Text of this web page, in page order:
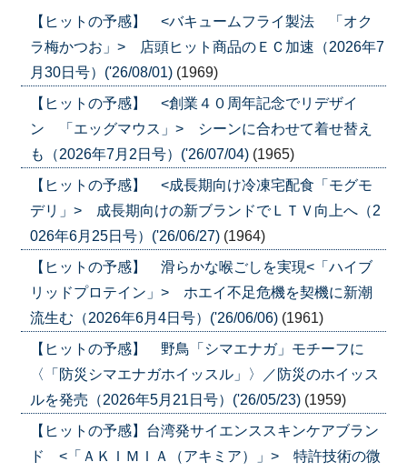
【ヒットの予感】 <バキュームフライ製法 「オク
ラ梅かつお」> 店頭ヒット商品のＥＣ加速（2026年7
月30日号）('26/08/01) (1969)
【ヒットの予感】 <創業４０周年記念でリデザイ
ン 「エッグマウス」> シーンに合わせて着せ替え
も（2026年7月2日号）('26/07/04) (1965)
【ヒットの予感】 <成長期向け冷凍宅配食「モグモ
デリ」> 成長期向けの新ブランドでＬＴＶ向上へ（2
026年6月25日号）('26/06/27) (1964)
【ヒットの予感】 滑らかな喉ごしを実現<「ハイブ
リッドプロテイン」> ホエイ不足危機を契機に新潮
流生む（2026年6月4日号）('26/06/06) (1961)
【ヒットの予感】 野鳥「シマエナガ」モチーフに
〈「防災シマエナガホイッスル」〉／防災のホイッス
ルを発売（2026年5月21日号）('26/05/23) (1959)
【ヒットの予感】台湾発サイエンススキンケアブラン
ド <「ＡＫＩＭＩＡ（アキミア）」> 特許技術の微